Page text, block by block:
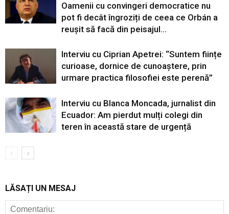
Oamenii cu convingeri democratice nu
pot fi decât îngroziți de ceea ce Orbán a
reușit să facă din peisajul...
Interviu cu Ciprian Apetrei: “Suntem ființe
curioase, dornice de cunoaștere, prin
urmare practica filosofiei este perenă”
Interviu cu Blanca Moncada, jurnalist din
Ecuador: Am pierdut mulți colegi din
teren în această stare de urgență
LĂSAȚI UN MESAJ